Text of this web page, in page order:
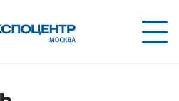
Success
вашего